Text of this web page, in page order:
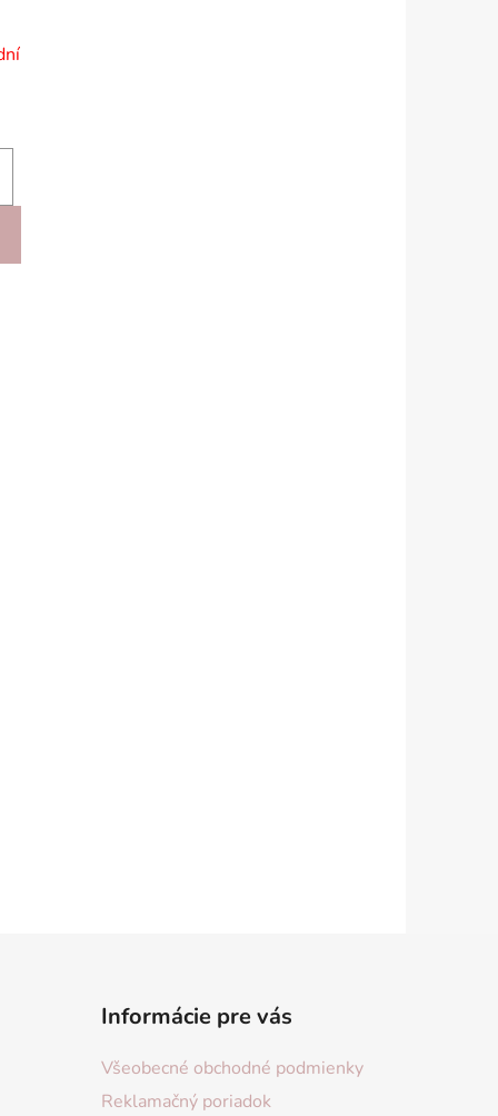
Informácie pre vás
Všeobecné obchodné podmienky
Reklamačný poriadok